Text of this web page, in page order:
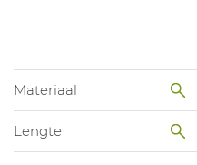
Materiaal
Lengte